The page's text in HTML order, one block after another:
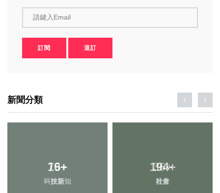
請鍵入Email
訂閱 退訂
新聞分類
16+
科技新知
194+
社會
79+
旅遊
36+
農業